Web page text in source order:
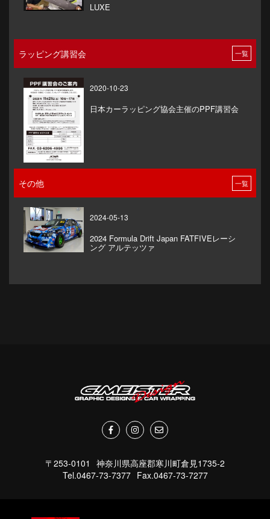
LUXE
ラッピング講習会 一覧
2020-10-23
日本カーラッピング協会主催のPPF講習会
その他 一覧
2024-05-13
2024 Formula Drift Japan FATFIVEレーシ
ング アルテッツァ
〒253-0101
神奈川県高座郡寒川町倉見1735-2
Tel.0467-73-7377 Fax.0467-73-7277